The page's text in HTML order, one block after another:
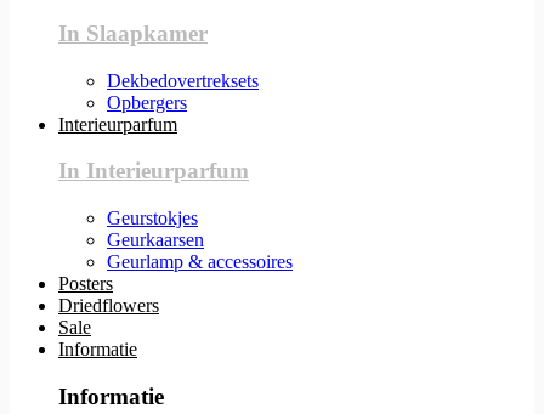
In Slaapkamer
Dekbedovertreksets
Opbergers
Interieurparfum
In Interieurparfum
Geurstokjes
Geurkaarsen
Geurlamp & accessoires
Posters
Driedflowers
Sale
Informatie
Informatie